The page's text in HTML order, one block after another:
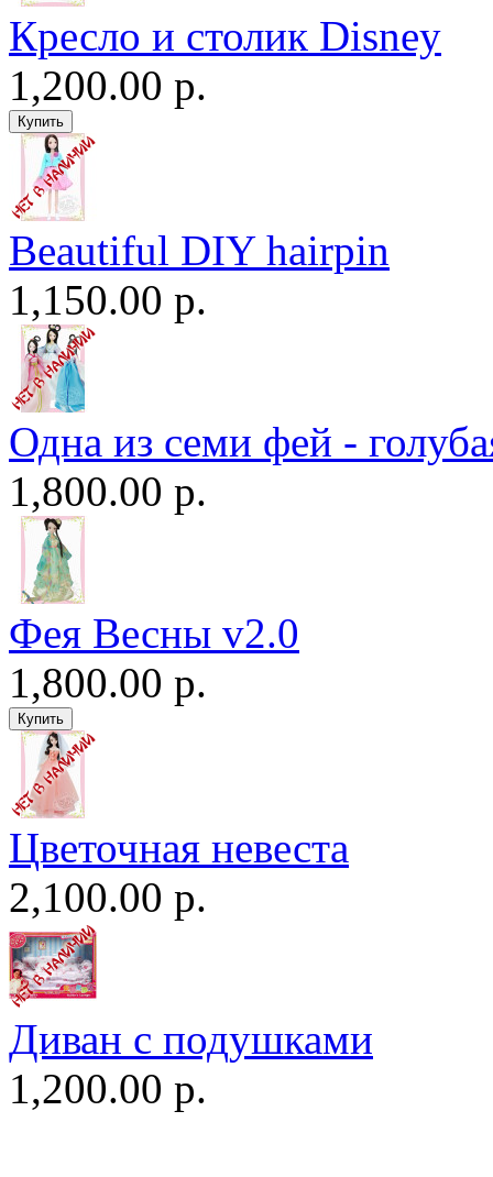
Кресло и столик Disney
1,200.00 р.
Beautiful DIY hairpin
1,150.00 р.
Одна из семи фей -
1,800.00 р.
Фея Весны v2.0
1,800.00 р.
Цветочная невеста
2,100.00 р.
Диван c подушками
1,200.00 р.